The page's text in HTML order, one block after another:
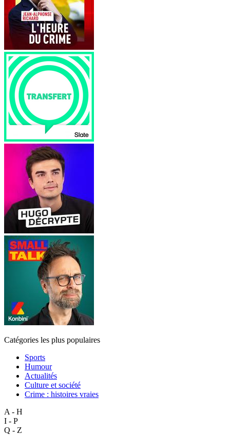
Catégories les plus populaires
Sports
Humour
Actualités
Culture et société
Crime : histoires vraies
A - H
I - P
Q - Z